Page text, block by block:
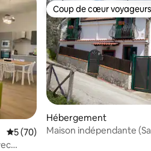
appréciés
Évaluation moyenne sur la base de
5 (70)
Coup de cœur voyageurs
Coup de cœur voyageurs
Hébergement
Maison indépendante